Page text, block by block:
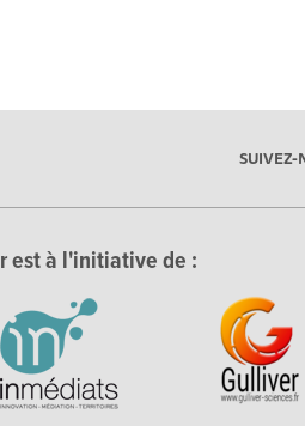
SUIVEZ-
est à l'initiative de :